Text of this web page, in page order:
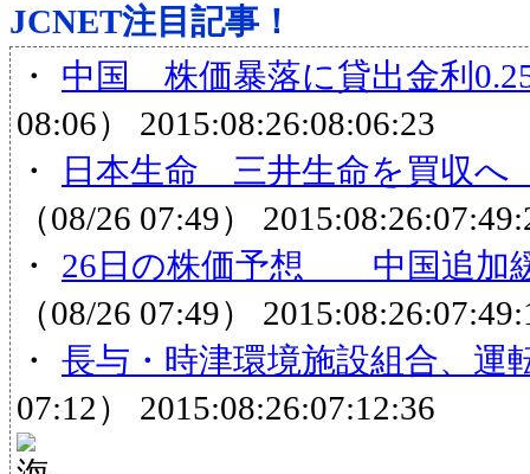
JCNET注目記事！
・ 中国 株価暴落に貸出金利
08:06） 2015:08:26:08:06:23
・
日本生命 三井生命を買収へ
（08/26 07:49）
・ 26日の株価予想 中国追加
（08/26 07:49）
・ 長与・時津環境施設組合、
07:12） 2015:08:26:07:12:36